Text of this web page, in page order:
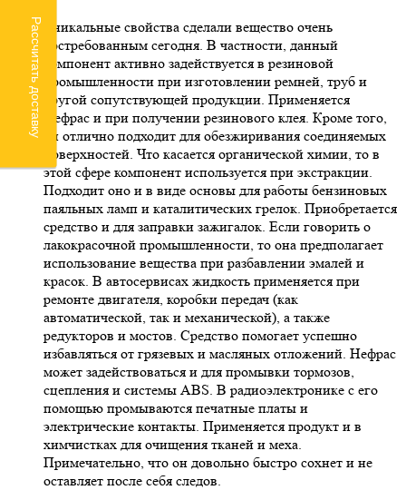
Уникальные свойства сделали вещество очень
востребованным сегодня. В частности, данный
компонент активно задействуется в резиновой
промышленности при изготовлении ремней, труб и
другой сопутствующей продукции. Применяется
Нефрас и при получении резинового клея. Кроме того,
он отлично подходит для обезжиривания соединяемых
поверхностей. Что касается органической химии, то в
этой сфере компонент используется при экстракции.
Подходит оно и в виде основы для работы бензиновых
паяльных ламп и каталитических грелок. Приобретается
средство и для заправки зажигалок. Если говорить о
лакокрасочной промышленности, то она предполагает
использование вещества при разбавлении эмалей и
красок. В автосервисах жидкость применяется при
ремонте двигателя, коробки передач (как
автоматической, так и механической), а также
редукторов и мостов. Средство помогает успешно
избавляться от грязевых и масляных отложений. Нефрас
может задействоваться и для промывки тормозов,
сцепления и системы ABS. В радиоэлектронике с его
помощью промываются печатные платы и
электрические контакты. Применяется продукт и в
химчистках для очищения тканей и меха.
Примечательно, что он довольно быстро сохнет и не
оставляет после себя следов.
Рассчитать доставку